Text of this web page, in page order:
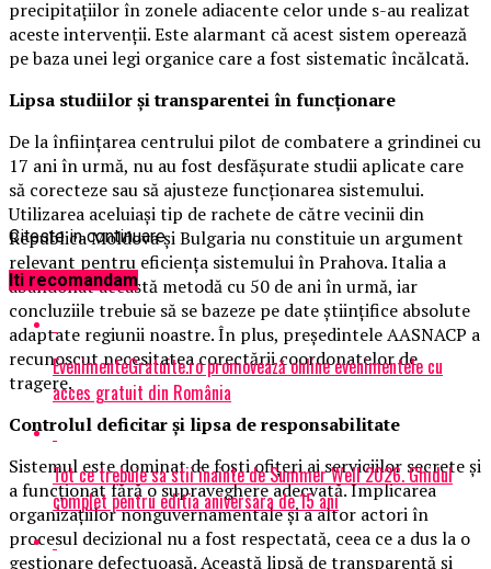
precipitațiilor în zonele adiacente celor unde s-au realizat
aceste intervenții. Este alarmant că acest sistem operează
pe baza unei legi organice care a fost sistematic încălcată.
Lipsa studiilor și transparentei în funcționare
De la înființarea centrului pilot de combatere a grindinei cu
17 ani în urmă, nu au fost desfășurate studii aplicate care
să corecteze sau să ajusteze funcționarea sistemului.
Utilizarea aceluiași tip de rachete de către vecinii din
Republica Moldova și Bulgaria nu constituie un argument
relevant pentru eficiența sistemului în Prahova. Italia a
abandonat această metodă cu 50 de ani în urmă, iar
concluziile trebuie să se bazeze pe date științifice absolute
adaptate regiunii noastre. În plus, președintele AASNACP a
recunoscut necesitatea corectării coordonatelor de
tragere.
Controlul deficitar și lipsa de responsabilitate
Sistemul este dominat de foști ofițeri ai serviciilor secrete și
a funcționat fără o supraveghere adecvată. Implicarea
organizațiilor nonguvernamentale și a altor actori în
procesul decizional nu a fost respectată, ceea ce a dus la o
gestionare defectuoasă. Această lipsă de transparență și
Citeste in continuare
Iti recomandam
EvenimenteGratuite.ro promovează online evenimentele cu
acces gratuit din România
Tot ce trebuie sa stii inainte de Summer Well 2026. Ghidul
complet pentru editia aniversara de 15 ani